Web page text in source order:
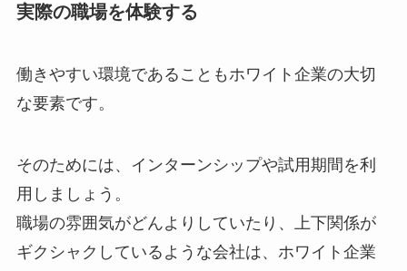
実際の職場を体験する
働きやすい環境であることもホワイト企業の大切
な要素です。
そのためには、インターンシップや試用期間を利
用しましょう。
職場の雰囲気がどんよりしていたり、上下関係が
ギクシャクしているような会社は、ホワイト企業